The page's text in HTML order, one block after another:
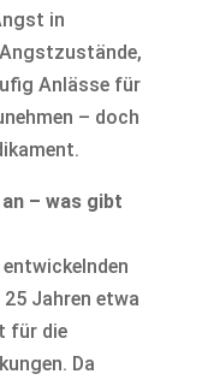
in
Anlässe für
– doch
– was gibt
Jahren etwa
für die
Da